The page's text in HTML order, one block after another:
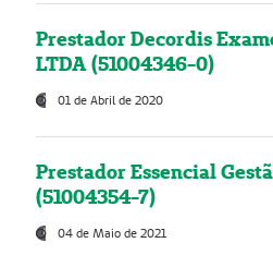
Prestador Decordis
LTDA (51004346-0)
01 de Abril de 2020
Prestador Essencial
(51004354-7)
04 de Maio de 2021